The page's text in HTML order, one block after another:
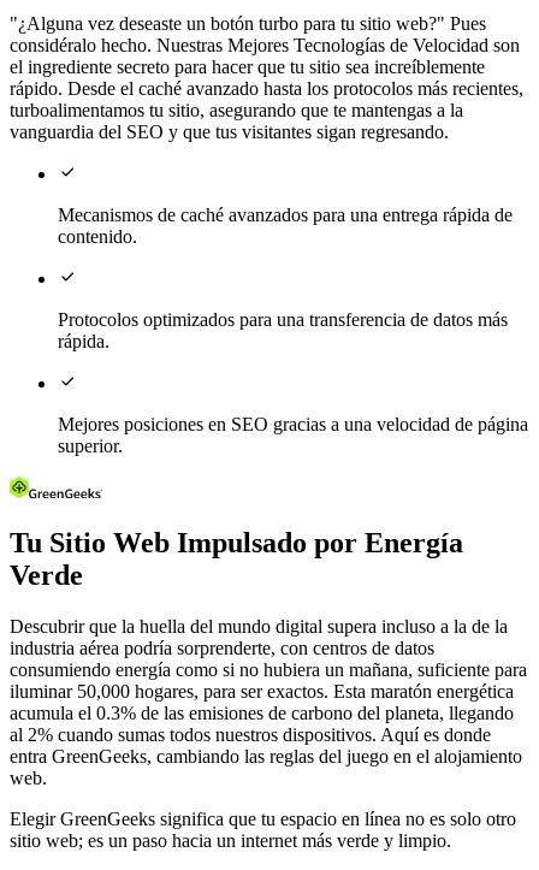
"¿Alguna vez deseaste un botón turbo para tu sitio web?" Pues
considéralo hecho. Nuestras Mejores Tecnologías de Velocidad son
el ingrediente secreto para hacer que tu sitio sea increíblemente
rápido. Desde el caché avanzado hasta los protocolos más recientes,
turboalimentamos tu sitio, asegurando que te mantengas a la
vanguardia del SEO y que tus visitantes sigan regresando.

Mecanismos de caché avanzados para una entrega rápida de
contenido.

Protocolos optimizados para una transferencia de datos más
rápida.

Mejores posiciones en SEO gracias a una velocidad de página
superior.
Tu Sitio Web Impulsado por Energía
Verde
Descubrir que la huella del mundo digital supera incluso a la de la
industria aérea podría sorprenderte, con centros de datos
consumiendo energía como si no hubiera un mañana, suficiente para
iluminar 50,000 hogares, para ser exactos. Esta maratón energética
acumula el 0.3% de las emisiones de carbono del planeta, llegando
al 2% cuando sumas todos nuestros dispositivos. Aquí es donde
entra GreenGeeks, cambiando las reglas del juego en el alojamiento
web.
Elegir GreenGeeks significa que tu espacio en línea no es solo otro
sitio web; es un paso hacia un internet más verde y limpio.